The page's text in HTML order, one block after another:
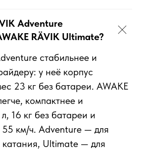
Adventure
RÄVIK Ultimate?
стабильнее и
у неё корпус
23 кг без батареи. AWAKE
компактнее и
16 кг без батареи и
км/ч. Adventure — для
катания, Ultimate — для